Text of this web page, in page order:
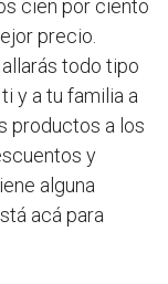
cien por ciento
precio.
todo tipo
y a tu familia a
productos a los
y
alguna
acá para